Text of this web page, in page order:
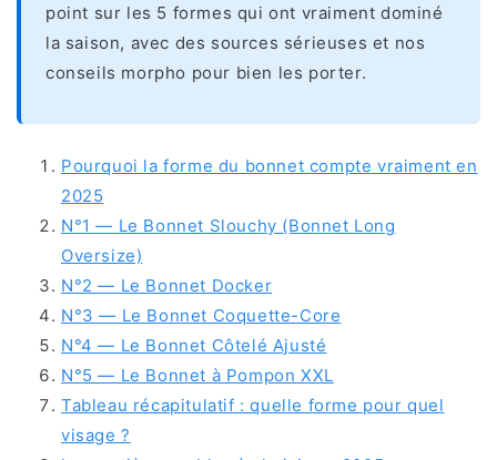
point sur les 5 formes qui ont vraiment dominé
la saison, avec des sources sérieuses et nos
conseils morpho pour bien les porter.
Pourquoi la forme du bonnet compte vraiment en
2025
N°1 — Le Bonnet Slouchy (Bonnet Long
Oversize)
N°2 — Le Bonnet Docker
N°3 — Le Bonnet Coquette-Core
N°4 — Le Bonnet Côtelé Ajusté
N°5 — Le Bonnet à Pompon XXL
Tableau récapitulatif : quelle forme pour quel
visage ?